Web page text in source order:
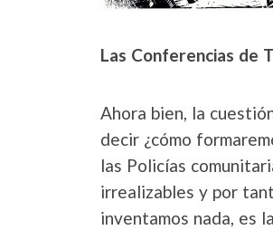
Las Conferencias de
Ahora bien, la
decir ¿cómo
las Policías
irrealizables y por
inventamos nada, es